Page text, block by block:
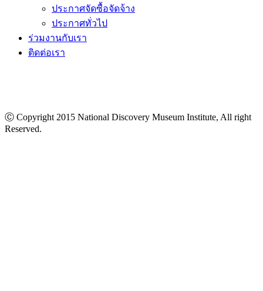
ประกาศจัดซื้อจัดจ้าง
ประกาศทั่วไป
ร่วมงานกับเรา
ติดต่อเรา
Ⓒ Copyright 2015 National Discovery Museum Institute, All right
Reserved.